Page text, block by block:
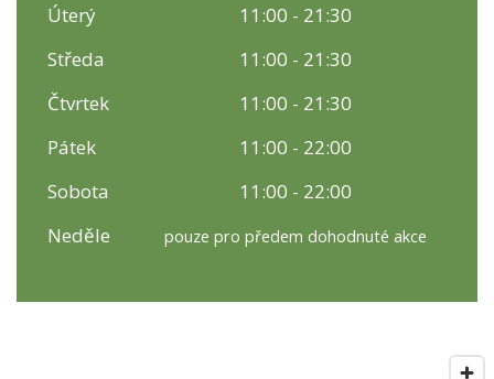
Úterý
11:00 - 21:30
Středa
11:00 - 21:30
Čtvrtek
11:00 - 21:30
Pátek
11:00 - 22:00
Sobota
11:00 - 22:00
Neděle
pouze pro předem dohodnuté akce